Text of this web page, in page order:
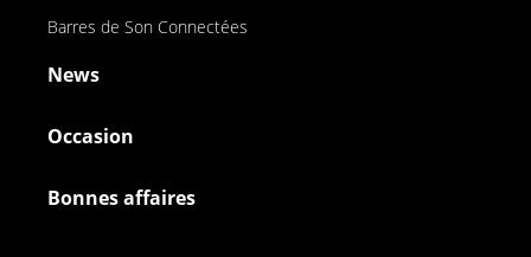
Barres de Son Connectées
News
Occasion
Bonnes affaires